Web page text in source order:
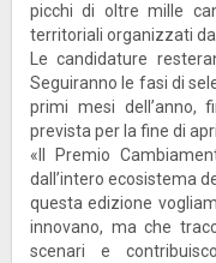
picchi di oltre mille
territoriali organizzati
Le candidature
Seguiranno le fasi di
primi mesi dell’anno,
prevista per la fine di
«Il Premio
dall’intero ecosistema
questa edizione
innovano, ma che
scenari e